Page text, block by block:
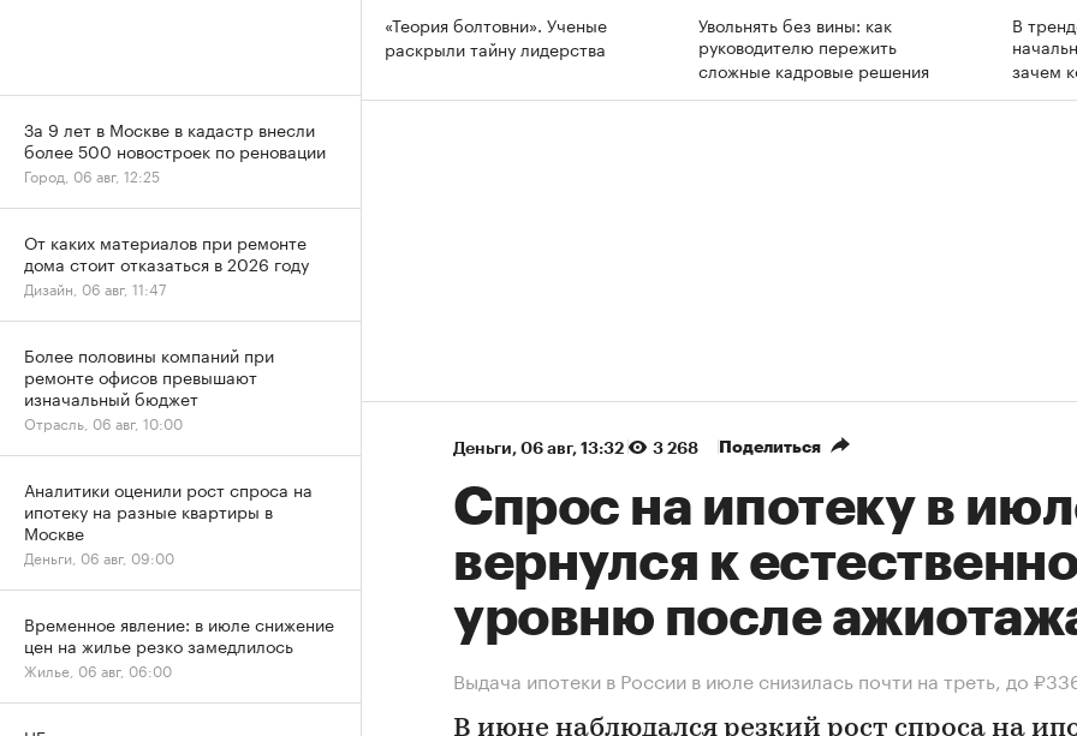
«Теория болтовни». Ученые
раскрыли тайну лидерства
Увольнять без вины: как
руководителю пережить
сложные кадровые решения
В
зачем
Деньги⁠, 06 авг, 13:32 3 268 Поделиться
Спрос на ипотеку в
вернулся к
уровню после
Выдача ипотеки в России в июле снизилась почти на треть, до
В июне наблюдался резкий рост спроса на
За 9 лет в Москве в кадастр внесли
более 500 новостроек по реновации
Город, 06 авг, 12:25
От каких материалов при ремонте
дома стоит отказаться в 2026 году
Дизайн, 06 авг, 11:47
Более половины компаний при
ремонте офисов превышают
изначальный бюджет
Отрасль, 06 авг, 10:00
Аналитики оценили рост спроса на
ипотеку на разные квартиры в
Москве
Деньги, 06 авг, 09:00
Временное явление: в июле снижение
цен на жилье резко замедлилось
Жилье, 06 авг, 06:00